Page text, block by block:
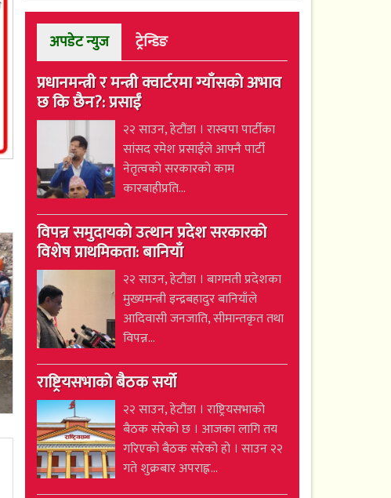
अपडेट न्युज ट्रेन्डिङ
प्रधानमन्त्री र मन्त्री क्वार्टरमा ग्याँसको अभाव
छ कि छैन?: प्रसाईं
२२ साउन, हेटौंडा । रास्वपा पार्टीका
सांसद रमेश प्रसाईंले आफ्नै पार्टी
नेतृत्वको सरकारको काम
कारबाहीप्रति...
विपन्न समुदायको उत्थान प्रदेश सरकारको
विशेष प्राथमिकता: बानियाँ
२२ साउन, हेटौंडा । बागमती प्रदेशका
मुख्यमन्त्री इन्द्रबहादुर बानियाँले
आदिवासी जनजाति, सीमान्तकृत तथा
विपन्न...
राष्ट्रियसभाको बैठक सर्यो
२२ साउन, हेटौंडा । राष्ट्रियसभाको
बैठक सरेको छ । आजका लागि तय
गरिएको बैठक सरेको हो । साउन २२
गते शुक्रबार अपराह्न...